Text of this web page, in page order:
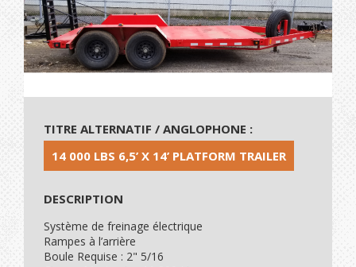
TITRE ALTERNATIF / ANGLOPHONE :
14 000 LBS 6,5’ X 14’ PLATFORM TRAILER
DESCRIPTION
Système de freinage électrique
Rampes à l’arrière
Boule Requise : 2" 5/16